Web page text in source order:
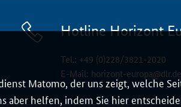
Matomo, der uns zeigt, welche
aber helfen, indem Sie hier
Hotline Horizont
Tel.: +49 (0)228/3821-2020
E-Mail: horizont-europa@dlr.de